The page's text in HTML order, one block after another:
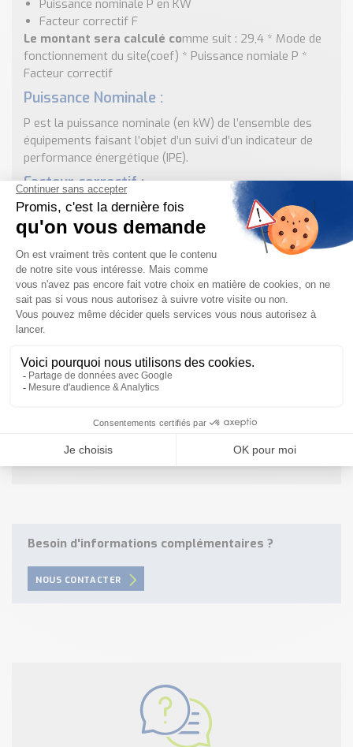
Puissance nominale P en KW
Facteur correctif F
Le montant sera calculé comme suit : 29,4 * Mode de
fonctionnement du site(coef) * Puissance nomiale P *
Facteur correctif
Puissance Nominale :
P est la puissance nominale (en kW) de l’ensemble des
équipements faisant l’objet d’un suivi d’un indicateur de
performance énergétique (IPE).
Facteur correctif :
Le facteur correctif F est lié à la durée du contrat de
location du logiciel de gestion énergétique :
Durée du contrat(années) == Valeur du facteur correctif
1 = 1
2 = 1,96
3 = 2,89
4 = 3,78
5 = 4,63
6 = 5,45
Mode de fonctionnement du site industriel
2x8h, avec ou sans arrêt le week-end = 2,2
3x8h sans arrêt le week-end 4,2
Besoin d'informations complémentaires ?
NOUS CONTACTER